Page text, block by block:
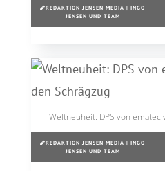
REDAKTION JENSEN MEDIA | INGO
JENSEN UND TEAM
Weltneuheit: DPS von
REDAKTION JENSEN MEDIA | INGO
JENSEN UND TEAM